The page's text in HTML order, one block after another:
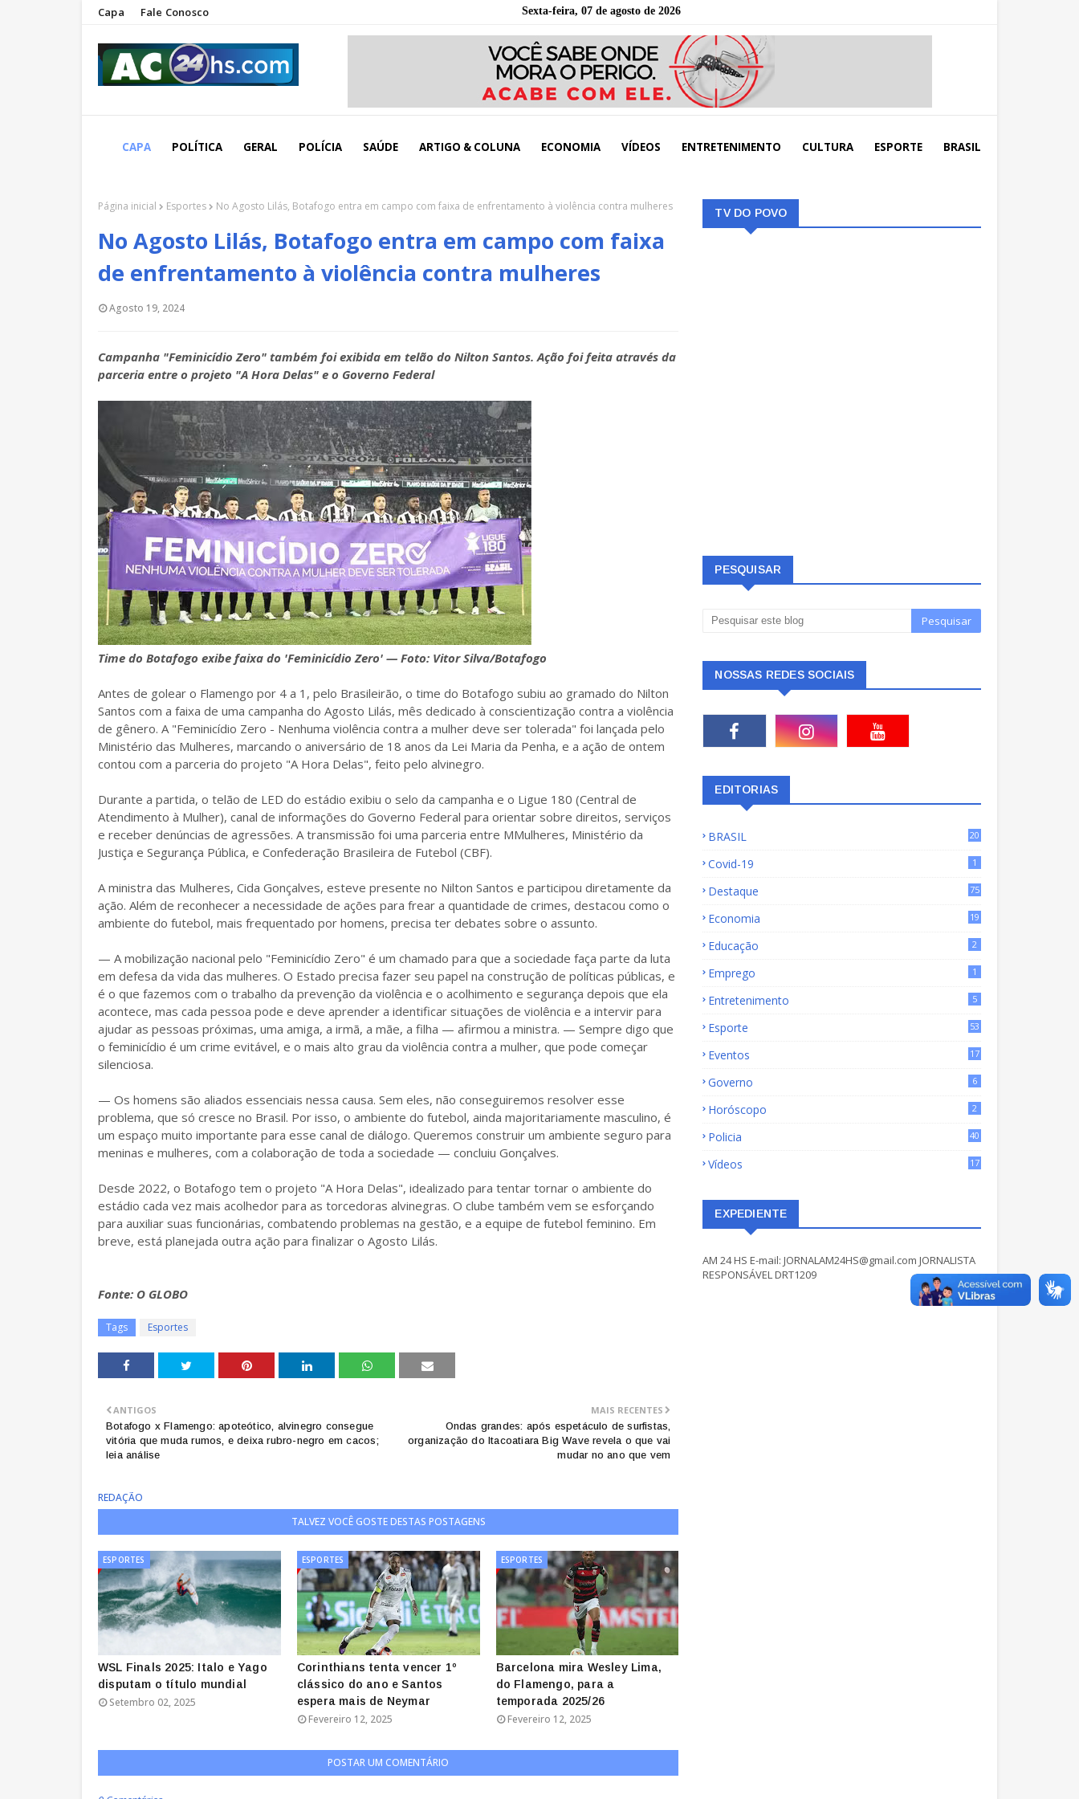
Capa Fale Conosco Sexta-feira, 07 de agosto de 2026
CAPA POLÍTICA GERAL POLÍCIA SAÚDE ARTIGO & COLUNA ECONOMIA VÍDEOS ENTRETENIMENTO CULTURA ESPORTE BRASIL
Página inicial Esportes No Agosto Lilás, Botafogo entra em campo com faixa de enfrentamento à violência contra mulheres
No Agosto Lilás, Botafogo entra em campo com faixa
de enfrentamento à violência contra mulheres
Agosto 19, 2024
Campanha "Feminicídio Zero" também foi exibida em telão do Nilton Santos. Ação foi feita através da
parceria entre o projeto "A Hora Delas" e o Governo Federal
Time do Botafogo exibe faixa do 'Feminicídio Zero' — Foto: Vitor Silva/Botafogo
Antes de golear o Flamengo por 4 a 1, pelo Brasileirão, o time do Botafogo subiu ao gramado do Nilton
Santos com a faixa de uma campanha do Agosto Lilás, mês dedicado à conscientização contra a violência
de gênero. A "Feminicídio Zero - Nenhuma violência contra a mulher deve ser tolerada" foi lançada pelo
Ministério das Mulheres, marcando o aniversário de 18 anos da Lei Maria da Penha, e a ação de ontem
contou com a parceria do projeto "A Hora Delas", feito pelo alvinegro.
Durante a partida, o telão de LED do estádio exibiu o selo da campanha e o Ligue 180 (Central de
Atendimento à Mulher), canal de informações do Governo Federal para orientar sobre direitos, serviços
e receber denúncias de agressões. A transmissão foi uma parceria entre MMulheres, Ministério da
Justiça e Segurança Pública, e Confederação Brasileira de Futebol (CBF).
A ministra das Mulheres, Cida Gonçalves, esteve presente no Nilton Santos e participou diretamente da
ação. Além de reconhecer a necessidade de ações para frear a quantidade de crimes, destacou como o
ambiente do futebol, mais frequentado por homens, precisa ter debates sobre o assunto.
— A mobilização nacional pelo "Feminicídio Zero" é um chamado para que a sociedade faça parte da luta
em defesa da vida das mulheres. O Estado precisa fazer seu papel na construção de políticas públicas, e
é o que fazemos com o trabalho da prevenção da violência e o acolhimento e segurança depois que ela
acontece, mas cada pessoa pode e deve aprender a identificar situações de violência e a intervir para
ajudar as pessoas próximas, uma amiga, a irmã, a mãe, a filha — afirmou a ministra. — Sempre digo que
o feminicídio é um crime evitável, e o mais alto grau da violência contra a mulher, que pode começar
silenciosa.
— Os homens são aliados essenciais nessa causa. Sem eles, não conseguiremos resolver esse
problema, que só cresce no Brasil. Por isso, o ambiente do futebol, ainda majoritariamente masculino, é
um espaço muito importante para esse canal de diálogo. Queremos construir um ambiente seguro para
meninas e mulheres, com a colaboração de toda a sociedade — concluiu Gonçalves.
Desde 2022, o Botafogo tem o projeto "A Hora Delas", idealizado para tentar tornar o ambiente do
estádio cada vez mais acolhedor para as torcedoras alvinegras. O clube também vem se esforçando
para auxiliar suas funcionárias, combatendo problemas na gestão, e a equipe de futebol feminino. Em
breve, está planejada outra ação para finalizar o Agosto Lilás.
Fonte: O GLOBO
Tags Esportes
MAIS RECENTES
Ondas grandes: após espetáculo de surfistas,
organização do Itacoatiara Big Wave revela o que vai
mudar no ano que vem
ANTIGOS
Botafogo x Flamengo: apoteótico, alvinegro consegue
vitória que muda rumos, e deixa rubro-negro em cacos;
leia análise
REDAÇÃO
TALVEZ VOCÊ GOSTE DESTAS POSTAGENS
ESPORTES
WSL Finals 2025: Italo e Yago
disputam o título mundial
Setembro 02, 2025
ESPORTES
Corinthians tenta vencer 1º
clássico do ano e Santos
espera mais de Neymar
Fevereiro 12, 2025
ESPORTES
Barcelona mira Wesley Lima,
do Flamengo, para a
temporada 2025/26
Fevereiro 12, 2025
POSTAR UM COMENTÁRIO
TV DO POVO
PESQUISAR
NOSSAS REDES SOCIAIS
EDITORIAS
BRASIL
20
Covid-19 1
Destaque
75
Economia
19
Educação 2
Emprego 1
Entretenimento 5
Esporte 53
Eventos 17
Governo 6
Horóscopo 2
Policia 40
Vídeos 17
EXPEDIENTE
AM 24 HS E-mail: JORNALAM24HS@gmail.com JORNALISTA
RESPONSÁVEL DRT1209